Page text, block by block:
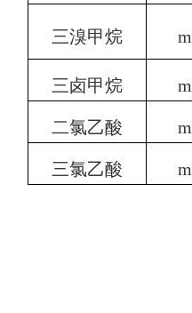
三溴甲烷
三卤甲烷
二氯乙酸
三氯乙酸